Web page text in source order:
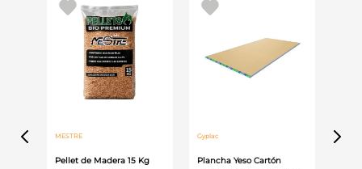
húmeda con un limpiador de PH neutro. No se
recomienda el uso de ceras, abrillantadores,
aceites, cloro, disolventes, acetonas o limpiadores
abrasivos, ácidos o alcalinos.
MESTRE
Pellet de Madera 15 Kg
Gyplac
Plancha Yeso Cartón